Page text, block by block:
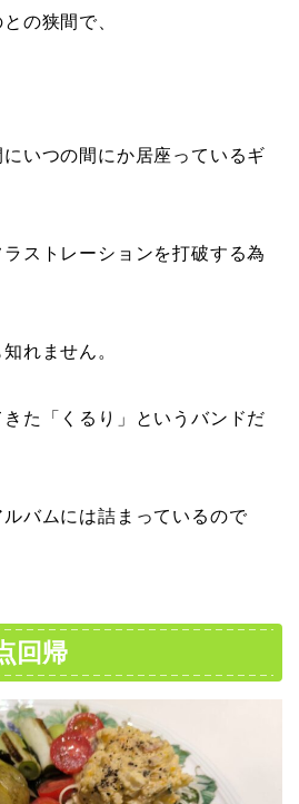
の狭間で、
いつの間にか居座っているギ
ストレーションを打破する為
れません。
た「くるり」というバンドだ
バムには詰まっているので
回帰